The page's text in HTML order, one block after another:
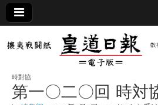
皇道
日報
敬神
尊皇
｜昭
和八
時對協
第一〇二〇回 時対